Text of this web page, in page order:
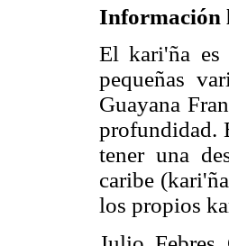
Información
El kari'ña es
pequeñas
Guayana
profundidad.
tener una
caribe
los propios